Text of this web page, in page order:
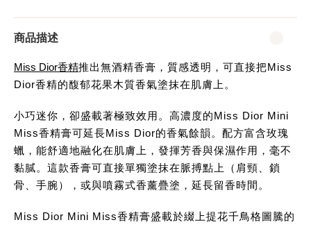
商品描述
Miss Dior香精推出無酒精香膏，質感透明，可直接把Miss
Dior香精的馥郁花果木質香氣塗抹在肌膚上。
小巧迷你，卻盛載著極致效用。高濃度的Miss Dior Mini
Miss香精膏可延長Miss Dior的香氣餘韻。配方富含玫瑰
蠟，能舒適地融化在肌膚上，發揮芳香與保濕作用，毫不
黏膩。這款香膏可直接單獨塗抹在脈搏點上（肩頸、鎖
骨、手腕），或與噴霧式香薰疊塗，延長留香時間。
Miss Dior Mini Miss香精膏盛載於綴上提花千鳥格圖騰的